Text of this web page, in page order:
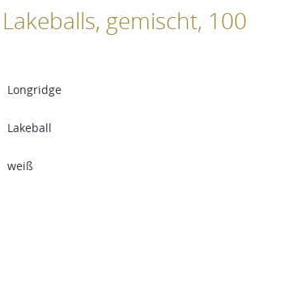
gemischt, 100
Longridge
Lakeball
weiß